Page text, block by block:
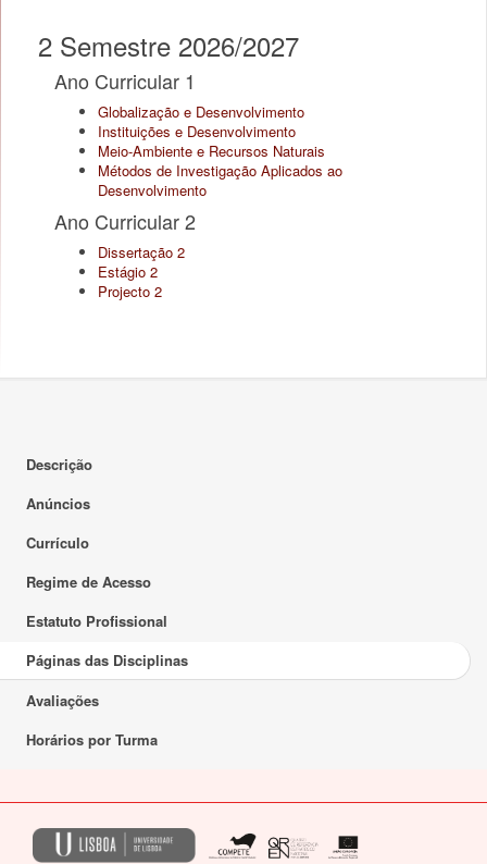
2 Semestre 2026/2027
Ano Curricular 1
Globalização e Desenvolvimento
Instituições e Desenvolvimento
Meio-Ambiente e Recursos Naturais
Métodos de Investigação Aplicados ao
Desenvolvimento
Ano Curricular 2
Dissertação 2
Estágio 2
Projecto 2
Descrição
Anúncios
Currículo
Regime de Acesso
Estatuto Profissional
Páginas das Disciplinas
Avaliações
Horários por Turma